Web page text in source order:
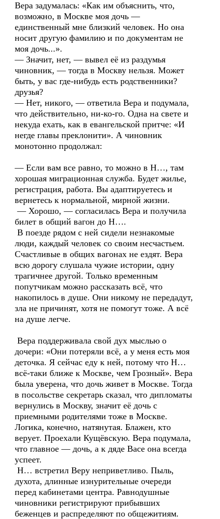
Вера задумалась: «Как им объяснить, что,
возможно, в Москве моя дочь —
единственный мне близкий человек. Но она
носит другую фамилию и по документам не
моя дочь...».
— Значит, нет, — вывел её из раздумья
чиновник, — тогда в Москву нельзя. Может
быть, у вас где-нибудь есть родственники?
друзья?
— Нет, никого, — ответила Вера и подумала,
что действительно, ни-ко-го. Одна на свете и
некуда ехать, как в евангельской притче: «И
негде главы преклонити». А чиновник
монотонно продолжал:
— Если вам все равно, то можно в Н…, там
хорошая миграционная служба. Будет жилье,
регистрация, работа. Вы адаптируетесь и
вернетесь к нормальной, мирной жизни.
— Хорошо, — согласилась Вера и получила
билет в общий вагон до Н….
В поезде рядом с ней сидели незнакомые
люди, каждый человек со своим несчастьем.
Счастливые в общих вагонах не ездят. Вера
всю дорогу слушала чужие истории, одну
трагичнее другой. Только временным
попутчикам можно рассказать всё, что
накопилось в душе. Они никому не передадут,
зла не причинят, хотя не помогут тоже. А всё
на душе легче.
Вера поддерживала свой дух мыслью о
дочери: «Они потеряли всё, а у меня есть моя
деточка. Я сейчас еду к ней, потому что Н…
всё-таки ближе к Москве, чем Грозный». Вера
была уверена, что дочь живет в Москве. Тогда
в посольстве секретарь сказал, что дипломаты
вернулись в Москву, значит её дочь с
приемными родителями тоже в Москве.
Логика, конечно, натянутая. Блажен, кто
верует. Проехали Кущёвскую. Вера подумала,
что главное — дочь, а к дяде Васе она всегда
успеет.
Н… встретил Веру неприветливо. Пыль,
духота, длинные изнурительные очереди
перед кабинетами центра. Равнодушные
чиновники регистрируют прибывших
беженцев и распределяют по общежитиям.